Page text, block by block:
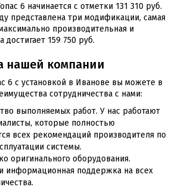
6 начинается с отметки 131 310 руб.
представлена три модификации, самая
производительная и
159 750 руб.
нашей компании
6 с установкой в Иванове вы можете в
сотрудничества с нами:
выполняемых работ. У нас работают
которые полностью
всех рекомендаций производителя по
системы.
оригинального оборудования.
информационная поддержка на всех